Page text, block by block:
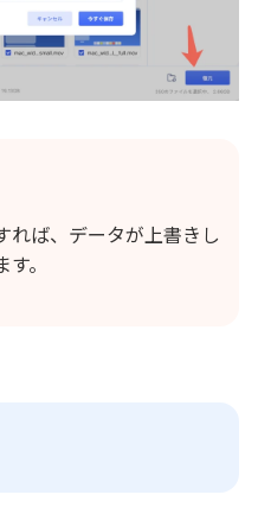
れば、データが上書きし
。